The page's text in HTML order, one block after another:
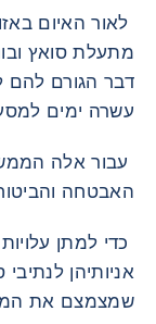
לאור האיום
מתעלת סואץ
דבר הגורם להם
עשרה ימים
עבור אלה
האבטחה
כדי למתן
אניותיהן
שמצמצם את